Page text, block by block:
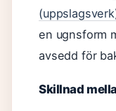
en ugnsform
avsedd för
Skillnad